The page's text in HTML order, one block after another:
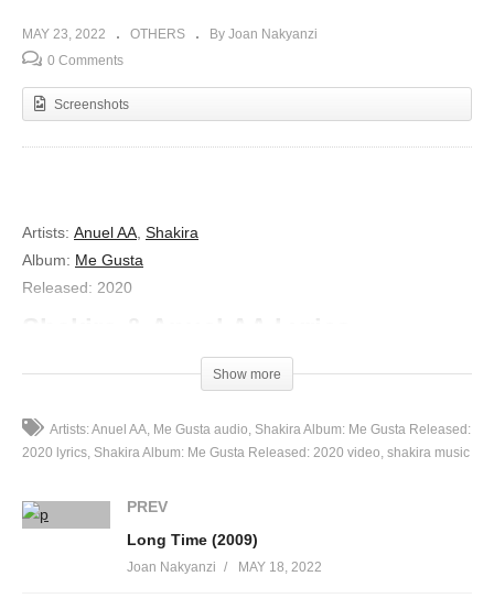
MAY 23, 2022 OTHERS
By Joan Nakyanzi
0 Comments
Screenshots
Artists: Anuel AA, Shakira
Album: Me Gusta
Released: 2020
“Me Gusta”
Ala-la-la-la-long, ala-la-la-la-long, long-li-long lo lo (Oh-yeah)
[Anuel AA:]
Aclaremo’, que oscurece (¡Baby!)
Dejémono’ ya de estupidece’ (¡Uah!)
Show more
Artists: Anuel AA Me Gusta audio Shakira Album: Me Gusta Released:
2020 lyrics Shakira Album: Me Gusta Released: 2020 video shakira music
PREV
Long Time (2009)
Joan Nakyanzi MAY 18, 2022